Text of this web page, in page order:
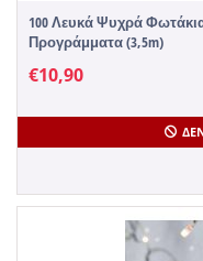
100 Λευκά Ψυχρά
Προγράμματα (3,5m)
€10,90